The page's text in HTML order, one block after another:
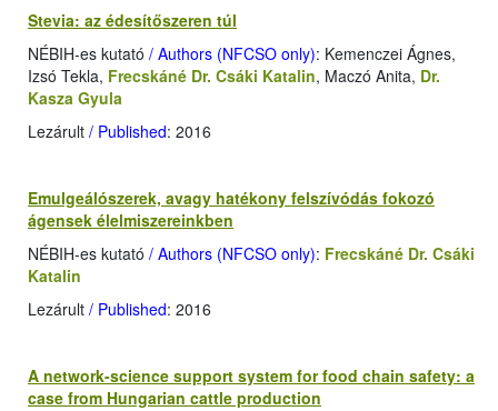
Stevia: az édesítőszeren túl
NÉBIH-es kutató / Authors (NFCSO only): Kemenczei Ágnes,
Izsó Tekla, Frecskáné Dr. Csáki Katalin, Maczó Anita, Dr.
Kasza Gyula
Lezárult / Published: 2016
Emulgeálószerek, avagy hatékony felszívódás fokozó
ágensek élelmiszereinkben
NÉBIH-es kutató / Authors (NFCSO only): Frecskáné Dr. Csáki
Katalin
Lezárult / Published: 2016
A network-science support system for food chain safety: a
case from Hungarian cattle production